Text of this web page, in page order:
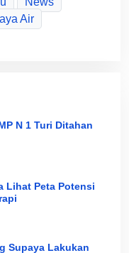
Air
N 1 Turi Ditahan
Lihat Peta Potensi
Supaya Lakukan